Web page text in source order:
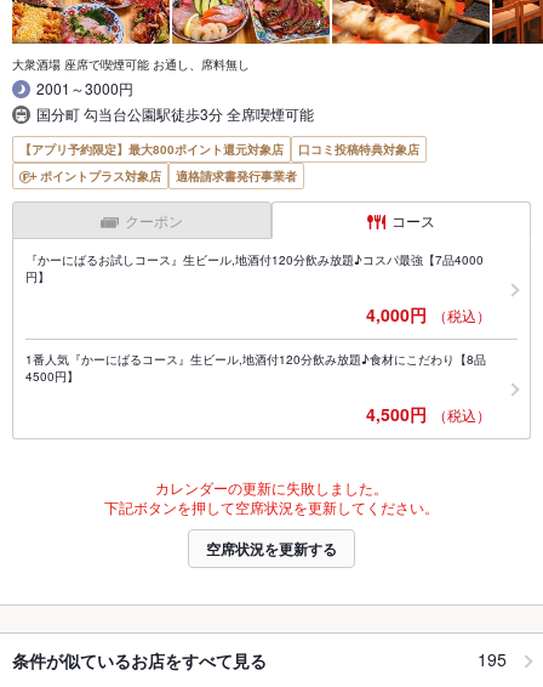
大衆酒場 座席で喫煙可能 お通し、席料無し
2001～3000円
国分町 勾当台公園駅徒歩3分 全席喫煙可能
【アプリ予約限定】最大800ポイント還元対象店
口コミ投稿特典対象店
ポイントプラス対象店
適格請求書発行事業者
クーポン コース
『かーにばるお試しコース』生ビール,地酒付120分飲み放題♪コスパ最強【7品4000
円】
4,000円 （税込）
1番人気『かーにばるコース』生ビール,地酒付120分飲み放題♪食材にこだわり【8品
4500円】
4,500円 （税込）
カレンダーの更新に失敗しました。
下記ボタンを押して空席状況を更新してください。
空席状況を更新する
条件が似ているお店をすべて見る 195